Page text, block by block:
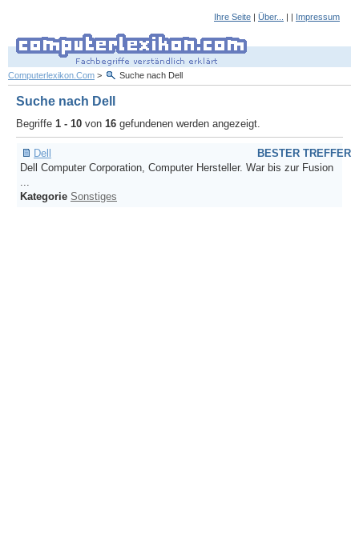
Ihre Seite | Über... | | Impressum
Computerlexikon.Com > Suche nach Dell
Suche nach Dell
Begriffe 1 - 10 von 16 gefundenen werden angezeigt.
BESTER TREFFER
Dell
Dell Computer Corporation, Computer Hersteller. War bis zur Fusion
...
Kategorie Sonstiges